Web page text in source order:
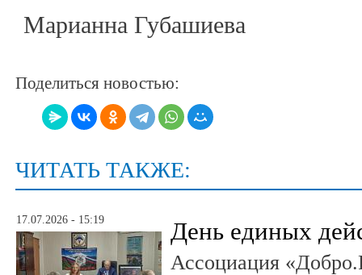
Марианна Губашиева
Поделиться новостью:
ЧИТАТЬ ТАКЖЕ:
17.07.2026 - 15:19 День единых
Ассоциация